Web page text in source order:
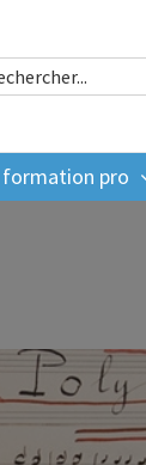
formation pro